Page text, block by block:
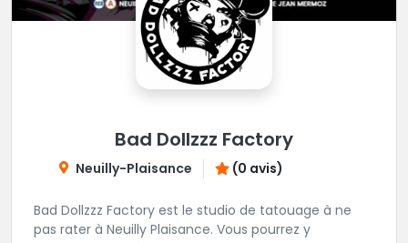
Bad Dollzzz Factory
Neuilly-Plaisance (0 avis)
Bad Dollzzz Factory est le studio de tatouage à ne
pas rater à Neuilly Plaisance. Vous pourrez y